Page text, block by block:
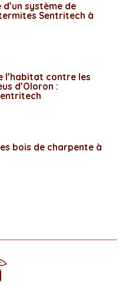
d’un système de
Sentritech à
l’habitat contre les
d’Oloron :
bois de charpente à